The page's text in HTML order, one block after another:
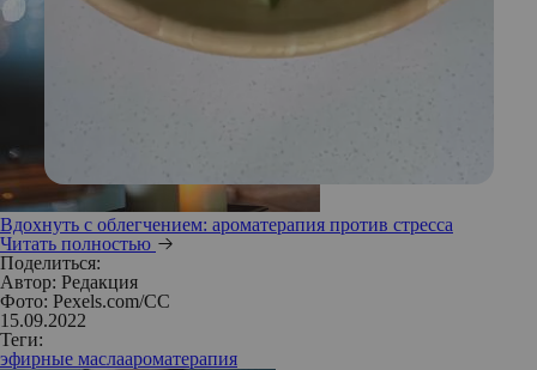
Вдохнуть с облегчением: ароматерапия против стресса
Читать полностью
Поделиться:
Автор: Редакция
Фото: Pexels.com/CC
15.09.2022
Теги:
эфирные маслаароматерапия